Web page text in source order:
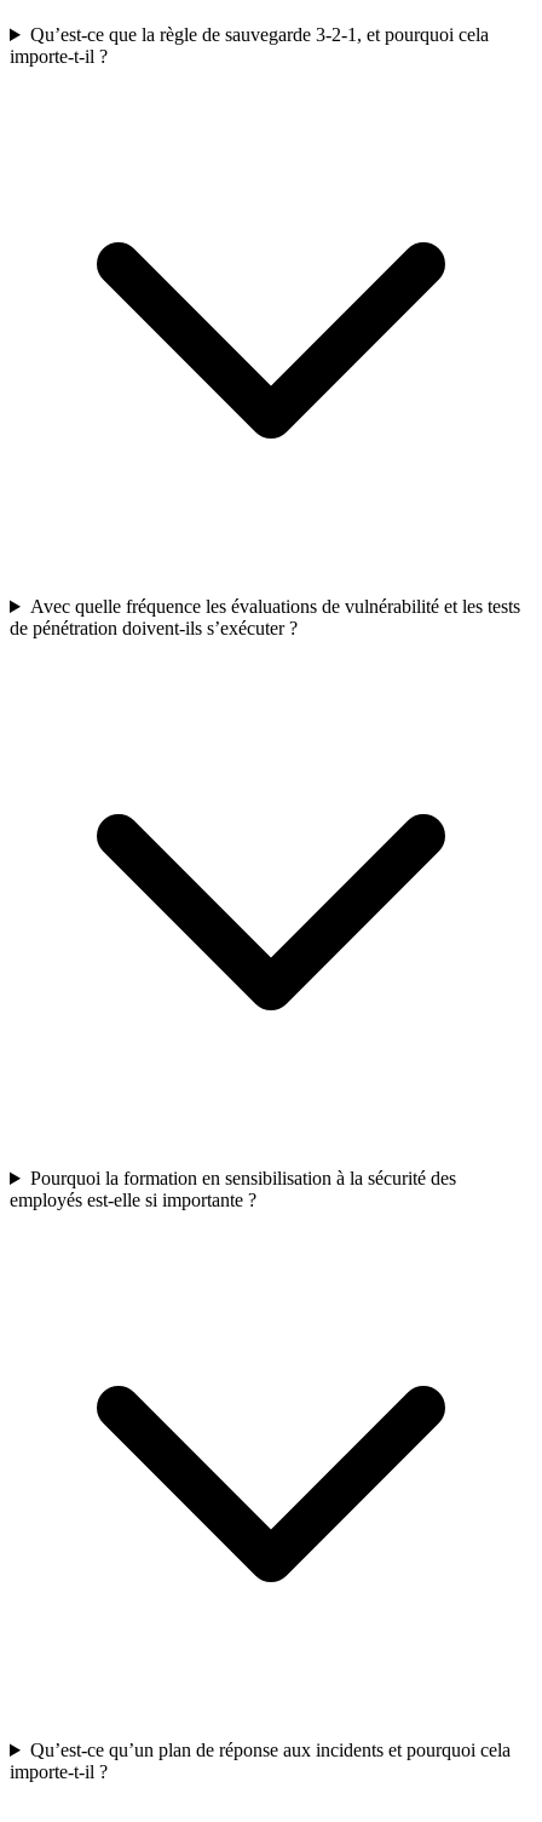
Qu’est-ce que la règle de sauvegarde 3-2-1, et pourquoi cela
importe-t-il ?
Avec quelle fréquence les évaluations de vulnérabilité et les tests
de pénétration doivent-ils s’exécuter ?
Pourquoi la formation en sensibilisation à la sécurité des
employés est-elle si importante ?
Qu’est-ce qu’un plan de réponse aux incidents et pourquoi cela
importe-t-il ?